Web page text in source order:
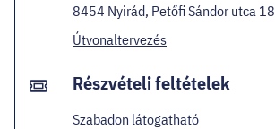
8454 Nyirád, Petőfi Sándor utca 18
Útvonaltervezés
Részvételi feltételek
Szabadon látogatható